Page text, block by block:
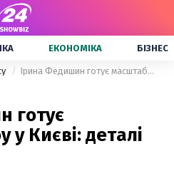
ЕКОНОМІКА БІЗНЕС
Ірина Федишин готує масштабне шоу у Києві: деталі виступу
готує
Києві: деталі